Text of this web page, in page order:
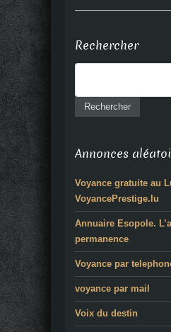
Rechercher
Annonces
Voyance gratuite au
VoyancePrestige.lu
Annuaire Esopole.
permanence
Voyance par
voyance par mail
Voix du destin